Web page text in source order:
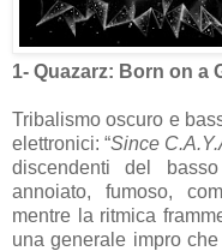
1- Quazarz: Born on a
Tribalismo oscuro e
elettronici: “Since
discendenti del
annoiato, fumoso,
mentre la ritmica
una generale impro